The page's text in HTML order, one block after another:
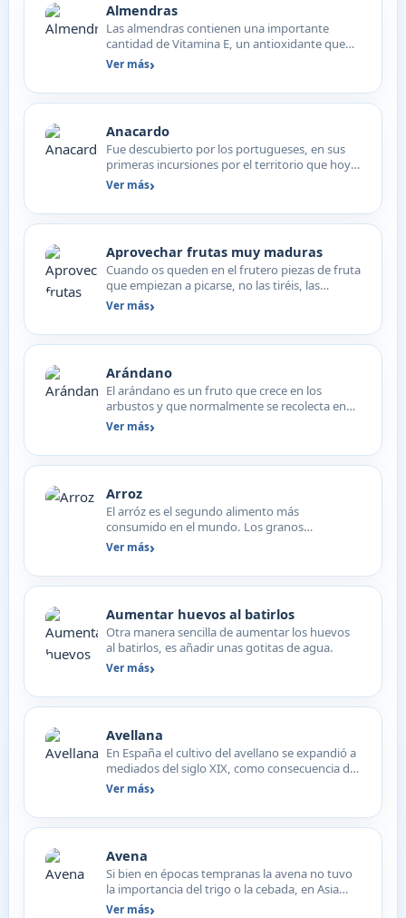
Almendras
Las almendras contienen una importante
cantidad de Vitamina E, un antioxidante que
refuerza el sistema in…
Ver más
Anacardo
Fue descubierto por los portugueses, en sus
primeras incursiones por el territorio que hoy
es Brasil, y p…
Ver más
Aprovechar frutas muy maduras
Cuando os queden en el frutero piezas de fruta
que empiezan a picarse, no las tiréis, las
limpiáis y cort…
Ver más
Arándano
El arándano es un fruto que crece en los
arbustos y que normalmente se recolecta en
verano. Se trata de u…
Ver más
Arroz
El arróz es el segundo alimento más
consumido en el mundo. Los granos
provienen de la planta Oryza Sativa…
Ver más
Aumentar huevos al batirlos
Otra manera sencilla de aumentar los huevos
al batirlos, es añadir unas gotitas de agua.
Ver más
Avellana
En España el cultivo del avellano se expandió a
mediados del siglo XIX, como consecuencia del
arranque de…
Ver más
Avena
Si bien en épocas tempranas la avena no tuvo
la importancia del trigo o la cebada, en Asia
Central se cul…
Ver más